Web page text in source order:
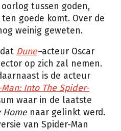
tussen goden,
goede komt. Over de
weinig geweten.
Dune–acteur Oscar
op zich zal nemen.
is de acteur
Into The Spider-
waar in de laatste
Home naar gelinkt werd.
van Spider-Man